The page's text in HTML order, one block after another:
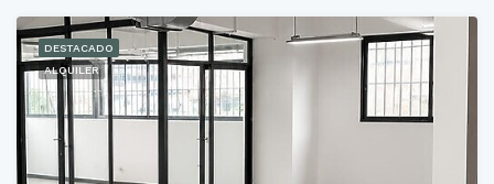
DESTACADO
ALQUILER